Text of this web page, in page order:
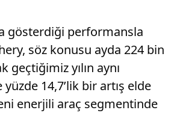
gösterdiği performansla
söz konusu ayda 224 bin
geçtiğimiz yılın aynı
14,7’lik bir artış elde
enerjili araç segmentinde